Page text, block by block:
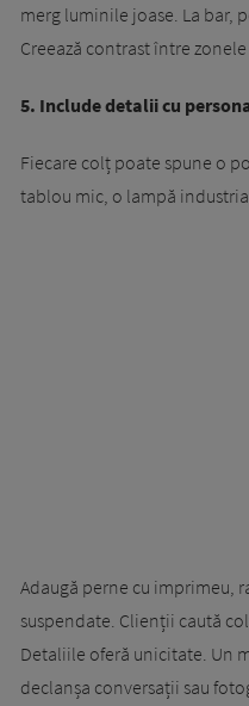
merg luminile joase. La bar,
Creează contrast între
5. Include detalii cu
Fiecare colț poate spune o
tablou mic, o lampă
Adaugă perne cu imprimeu,
suspendate. Clienții caută
Detaliile oferă unicitate. Un
declanșa conversații sau